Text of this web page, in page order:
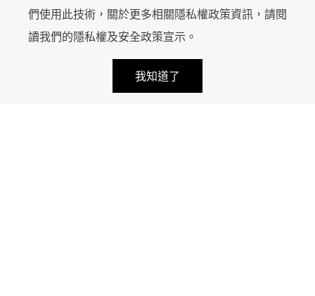
首頁 包裝印刷
們使用此技術，關於更多相關隱私權政策資訊，請閱
讀我們的隱私權及安全政策宣示 。
我知道了